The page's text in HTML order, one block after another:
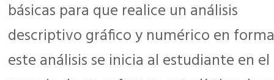
básicas para que realice un análisis
descriptivo gráfico y numérico en
este análisis se inicia al estudiante en el